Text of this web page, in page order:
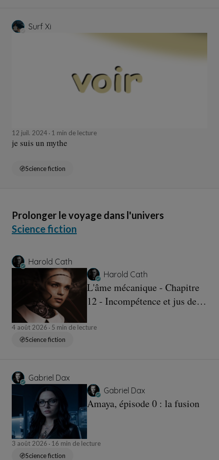
Surf Xi
12 juil. 2024 1 min de lecture
je suis un mythe
Science fiction
Prolonger le voyage dans l'univers
Science fiction
Harold Cath
Harold Cath
L'âme mécanique - Chapitre
12 - Incompétence et jus de
4 août 2026
5 min de lecture
Science fiction
Gabriel Dax
Gabriel Dax
Amaya, épisode 0 : la fusion
3 août 2026
16 min de lecture
Science fiction